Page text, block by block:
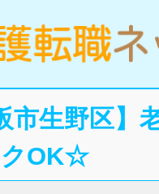
市生野区】
クOK☆